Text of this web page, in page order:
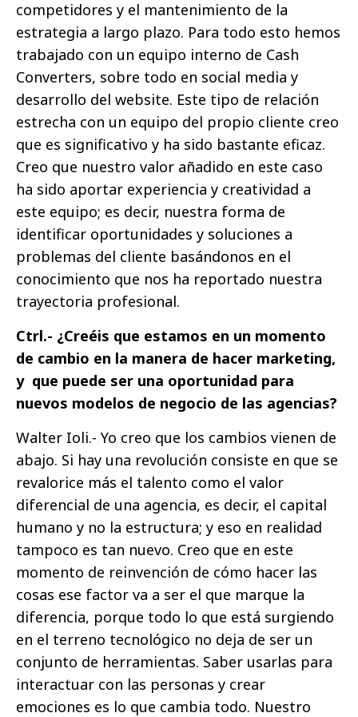
competidores y el mantenimiento de la
estrategia a largo plazo. Para todo esto hemos
trabajado con un equipo interno de Cash
Converters, sobre todo en social media y
desarrollo del website. Este tipo de relación
estrecha con un equipo del propio cliente creo
que es significativo y ha sido bastante eficaz.
Creo que nuestro valor añadido en este caso
ha sido aportar experiencia y creatividad a
este equipo; es decir, nuestra forma de
identificar oportunidades y soluciones a
problemas del cliente basándonos en el
conocimiento que nos ha reportado nuestra
trayectoria profesional.
Ctrl.- ¿Creéis que estamos en un momento
de cambio en la manera de hacer marketing,
y que puede ser una oportunidad para
nuevos modelos de negocio de las agencias?
Walter Ioli.- Yo creo que los cambios vienen de
abajo. Si hay una revolución consiste en que se
revalorice más el talento como el valor
diferencial de una agencia, es decir, el capital
humano y no la estructura; y eso en realidad
tampoco es tan nuevo. Creo que en este
momento de reinvención de cómo hacer las
cosas ese factor va a ser el que marque la
diferencia, porque todo lo que está surgiendo
en el terreno tecnológico no deja de ser un
conjunto de herramientas. Saber usarlas para
interactuar con las personas y crear
emociones es lo que cambia todo. Nuestro